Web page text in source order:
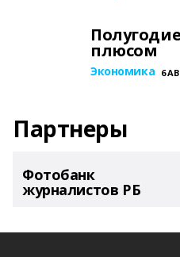
плюсом
Экономика 6
Партнеры
Фотобанк
журналистов РБ